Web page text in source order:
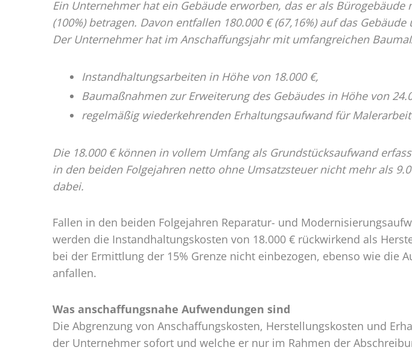
Ein Unternehmer hat ein Gebäude erworben, das er als
(100%) betragen. Davon entfallen 180.000 € (67,16%) auf das
Der Unternehmer hat im Anschaffungsjahr mit umfangreichen
Instandhaltungsarbeiten in Höhe von 18.000 €,
Baumaßnahmen zur Erweiterung des Gebäudes in Höhe von
regelmäßig wiederkehrenden Erhaltungsaufwand für
Die 18.000 € können in vollem Umfang als Grundstücksaufwand
in den beiden Folgejahren netto ohne Umsatzsteuer nicht mehr als
dabei.
Fallen in den beiden Folgejahren Reparatur- und
werden die Instandhaltungskosten von 18.000 € rückwirkend als
bei der Ermittlung der 15% Grenze nicht einbezogen, ebenso wie
anfallen.
Was anschaffungsnahe Aufwendungen sind
Die Abgrenzung von Anschaffungskosten, Herstellungskosten und
der Unternehmer sofort und welche er nur im Rahmen der